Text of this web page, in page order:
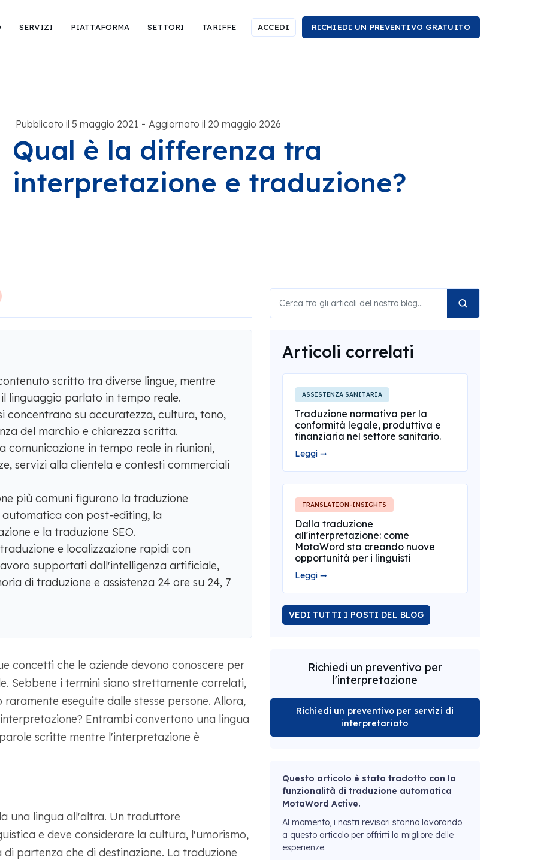
SERVIZI PIATTAFORMA SETTORI TARIFFE ACCEDI RICHIEDI UN PREVENTIVO GRATUITO
Pubblicato il 5 maggio 2021 - Aggiornato il 20 maggio 2026
Qual è la differenza tra
interpretazione e traduzione?
scritto tra diverse lingue, mentre
linguaggio parlato in tempo reale.
concentrano su accuratezza, cultura, tono,
del marchio e chiarezza scritta.
comunicazione in tempo reale in riunioni,
servizi alla clientela e contesti commerciali
più comuni figurano la traduzione
con post-editing, la
e la traduzione SEO.
e localizzazione rapidi con
supportati dall'intelligenza artificiale,
di traduzione e assistenza 24 ore su 24, 7
concetti che le aziende devono conoscere per
Sebbene i termini siano strettamente correlati,
eseguite dalle stesse persone. Allora,
Entrambi convertono una lingua
scritte mentre l'interpretazione è
una lingua all'altra. Un traduttore
e deve considerare la cultura, l'umorismo,
partenza che di destinazione. La traduzione
Articoli correlati
ASSISTENZA SANITARIA
Traduzione normativa per la
conformità legale, produttiva e
finanziaria nel settore sanitario.
Leggi ➞
TRANSLATION-INSIGHTS
Dalla traduzione
all'interpretazione: come
MotaWord sta creando nuove
opportunità per i linguisti
Leggi ➞
VEDI TUTTI I POSTI DEL BLOG
Richiedi un preventivo per
l'interpretazione
Richiedi un preventivo per servizi di
interpretariato
Questo articolo è stato tradotto con la
funzionalità di traduzione automatica
MotaWord Active.
Al momento, i nostri revisori stanno lavorando
a questo articolo per offrirti la migliore delle
esperienze.